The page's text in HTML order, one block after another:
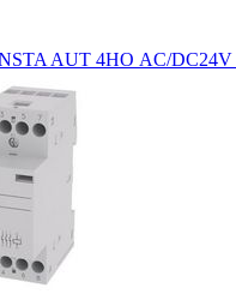
AUT 4НО AC/DC24V